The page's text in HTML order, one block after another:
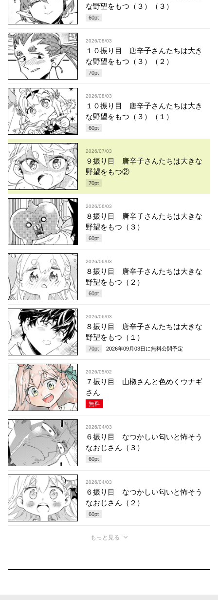
な野望をもつ（３）（３）
60pt
2026/08/03
１０振り目 唐辛子さんたちは大き
な野望をもつ（３）（２）
70pt
2026/08/03
１０振り目 唐辛子さんたちは大き
な野望をもつ（３）（１）
60pt
2026/07/03
９振り目 唐辛子さんたちは大きな
野望をもつ②
70pt
2026/06/03
８振り目 唐辛子さんたちは大きな
野望をもつ（３）
60pt
2026/06/03
８振り目 唐辛子さんたちは大きな
野望をもつ（２）
60pt
2026/06/03
８振り目 唐辛子さんたちは大きな
野望をもつ（１）
70pt 2026年09月03日 に無料公開予定
2026/05/02
７振り目 山椒さんと色めくウナギ
さん
無料
2026/04/03
６振り目 なつかしい匂いと怖そう
なおじさん（３）
60pt
2026/04/03
６振り目 なつかしい匂いと怖そう
なおじさん（２）
60pt
もっと見る